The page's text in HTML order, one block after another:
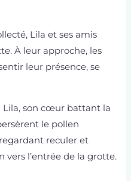
Lila et ses amis
À leur approche, les
leur présence, se
Lila, son cœur battant la
le pollen
reculer et
vers l’entrée de la grotte.